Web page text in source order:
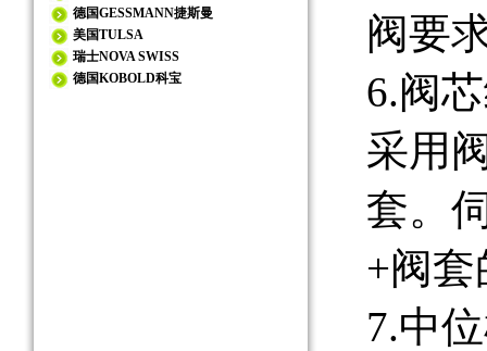
德国GESSMANN捷斯曼
美国TULSA
瑞士NOVA SWISS
德国KOBOLD科宝
阀要
6.阀
采用
套。
+阀
7.中